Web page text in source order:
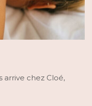
arrive chez Cloé,